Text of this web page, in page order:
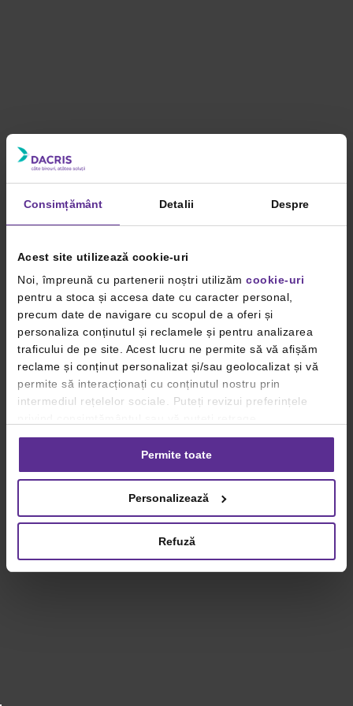
Consimțământ Detalii Despre
Acest site utilizează cookie-uri
Noi, împreună cu partenerii noștri utilizăm cookie-uri
pentru a stoca și accesa date cu caracter personal,
precum date de navigare cu scopul de a oferi și
personaliza conținutul și reclamele și pentru analizarea
traficului de pe site. Acest lucru ne permite să vă afișăm
reclame și conținut personalizat și/sau geolocalizat și vă
permite să interacționați cu conținutul nostru prin
intermediul rețelelor sociale. Puteți revizui preferințele
consimțământul oricând, făcând click pe linkul către
setările dvs. de cookie-uri.
privind utilizarea modulelor cookie.Detalii
Permite toate
Personalizează
Refuză